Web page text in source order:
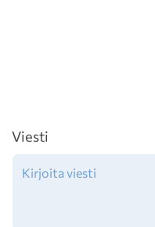
Viesti